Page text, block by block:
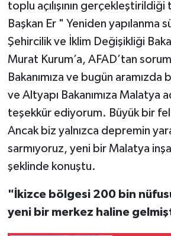
toplu açılışının
Başkan Er " Yeniden yapılanma
Şehircilik ve İklim Değişikliği
Murat Kurum’a, AFAD’tan
Bakanımıza ve bugün aramızda
ve Altyapı Bakanımıza Malatya
teşekkür ediyorum. Büyük bir
Ancak biz yalnızca depremin
sarmıyoruz, yeni bir Malatya
şeklinde konuştu.
"İkizce bölgesi 200 bin
yeni bir merkez haline